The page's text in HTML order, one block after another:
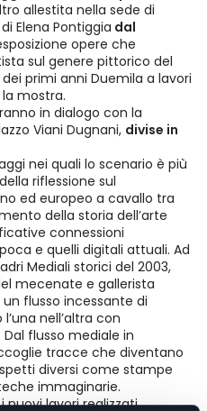
allestita nella sede di
Elena Pontiggia dal
opere che
sul genere pittorico del
primi anni Duemila a lavori
mostra.
in dialogo con la
Viani Dugnani, divise in
nei quali lo scenario è più
riflessione sul
ed europeo a cavallo tra
della storia dell’arte
connessioni
e quelli digitali attuali. Ad
Mediali storici del 2003,
mecenate e gallerista
flusso incessante di
nell’altra con
flusso mediale in
tracce che diventano
diversi come stampe
immaginarie.
nuovi lavori realizzati